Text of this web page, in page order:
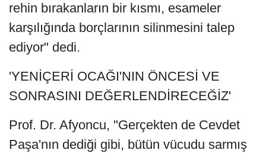
rehin bırakanların bir kısmı, esameler
karşılığında borçlarının silinmesini talep
ediyor" dedi.
'YENİÇERİ OCAĞI'NIN ÖNCESİ VE
SONRASINI DEĞERLENDİRECEĞİZ'
Prof. Dr. Afyoncu, "Gerçekten de Cevdet
Paşa'nın dediği gibi, bütün vücudu sarmış